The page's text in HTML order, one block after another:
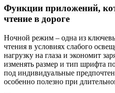
Функции приложений,
чтение в дороге
Ночной режим – одна из
чтения в условиях слабого
нагрузку на глаза и экономит
изменять размер и тип шрифта
под индивидуальные
особенно полезно при